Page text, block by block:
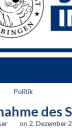
Politik
des
on 2. Dezember